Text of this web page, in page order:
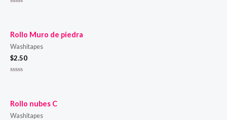
5
Rollo Muro de piedra
Washitapes
$2.50
5
Rollo nubes C
Washitapes